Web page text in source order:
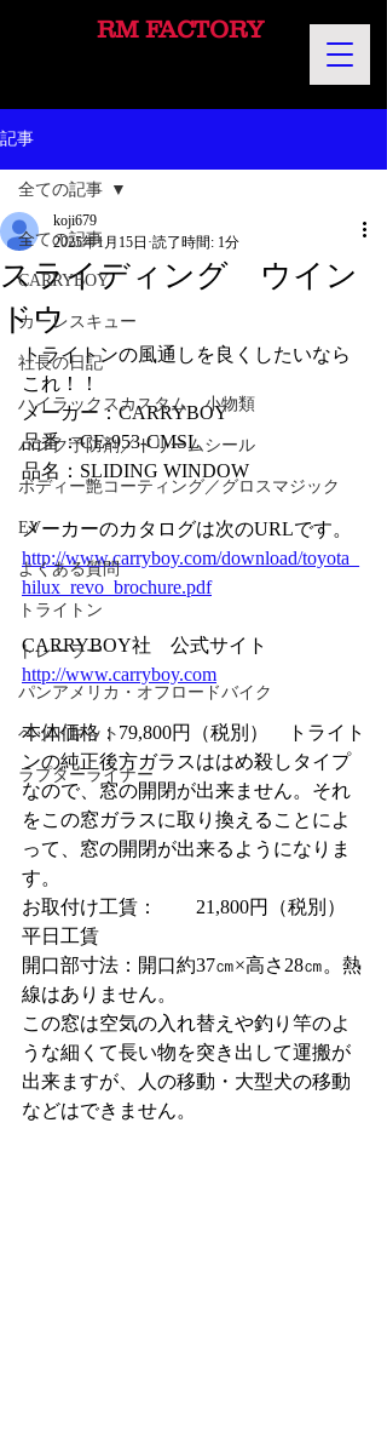
RM FACTORY
記事
全ての記事
CARRYBOY
カーレスキュー
社長の日記
ハイラックスカスタム 小物類
パンク予防剤／ドリームシール
ボディー艶コーティング／グロスマジック
EV
よくある質問
トライトン
トレーラー
パンアメリカ・オフロードバイク
ベッドキット
ラプターライナー
全ての記事
スライディング ウイン
ドウ
koji679
2025年1月15日 読了時間: 1分
トライトンの風通しを良くしたいなら
これ！！
メーカー：CARRYBOY
品番：CE-953-CMSL
品名：SLIDING WINDOW
メーカーのカタログは次のURLです。
http://www.carryboy.com/download/toyota_
hilux_revo_brochure.pdf
CARRYBOY社　公式サイト
http://www.carryboy.com
本体価格：79,800円（税別）　トライト
ンの純正後方ガラスははめ殺しタイプ
なので、窓の開閉が出来ません。それ
をこの窓ガラスに取り換えることによ
って、窓の開閉が出来るようになりま
す。
お取付け工賃：　　21,800円（税別）
平日工賃
開口部寸法：開口約37㎝×高さ28㎝。熱
線はありません。
この窓は空気の入れ替えや釣り竿のよ
うな細くて長い物を突き出して運搬が
出来ますが、人の移動・大型犬の移動
などはできません。